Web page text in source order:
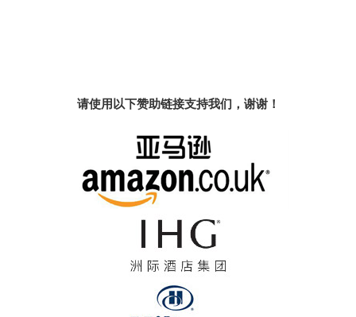
请使用以下赞助链接支持我们，谢谢！